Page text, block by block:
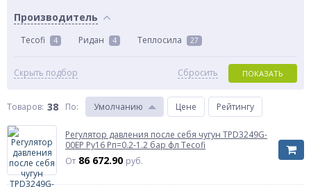
Производитель
Tecofi 4 Ридан 4 Теплосила 27
Скрыть подбор ПОКАЗАТЬ
Сбросить
Товаров: 38 По: Умолчанию Цене Рейтингу
Регулятор давления после себя чугун TPD3249G-
00EP Ру16 Рп=0.2-1.2 бар фл Tecofi
От 86 672.90 руб.